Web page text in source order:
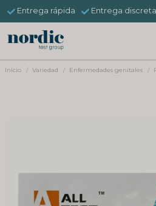
Entrega rápida Entrega discreta
Inicio Variedad Enfermedades genitales